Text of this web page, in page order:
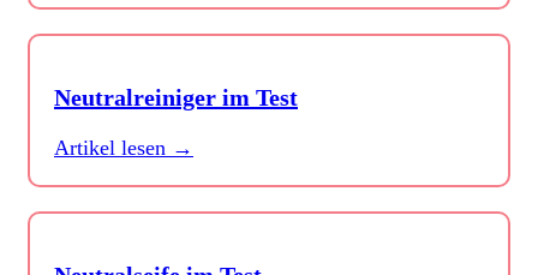
Neutralreiniger im Test
Artikel lesen →